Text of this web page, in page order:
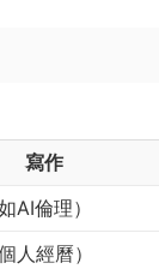
寫作
AI倫理）
人經曆）